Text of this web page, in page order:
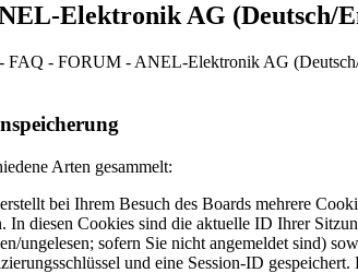
Elektronik AG (Deutsch/
FAQ - FORUM - ANEL-Elektronik AG
Arten gesammelt:
bei Ihrem Besuch des Boards mehrere
In diesen Cookies sind die aktuelle ID Ihrer
ungelesen; sofern Sie nicht angemeldet sind)
und eine Session-ID